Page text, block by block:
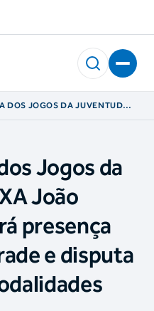
DOS JOGOS DA JUVENTUDE
E DISPUTA DE MAIS SETE
Jogos da
João
presença
e disputa